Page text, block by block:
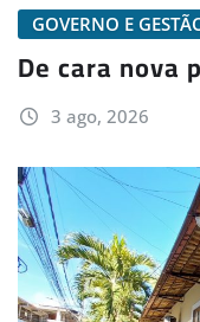
GOVERNO E
De cara nova
3 ago, 2026